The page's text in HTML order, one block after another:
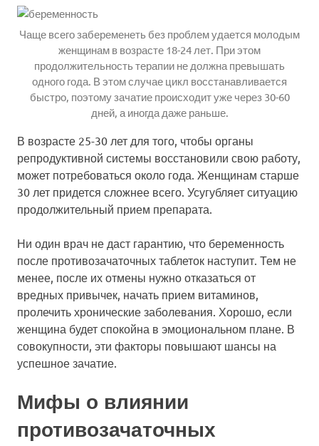
Чаще всего забеременеть без проблем удается молодым
женщинам в возрасте 18-24 лет. При этом
продолжительность терапии не должна превышать
одного года. В этом случае цикл восстанавливается
быстро, поэтому зачатие происходит уже через 30-60
дней, а иногда даже раньше.
В возрасте 25-30 лет для того, чтобы органы
репродуктивной системы восстановили свою работу,
может потребоваться около года. Женщинам старше
30 лет придется сложнее всего. Усугубляет ситуацию
продолжительный прием препарата.
Ни один врач не даст гарантию, что беременность
после противозачаточных таблеток наступит. Тем не
менее, после их отмены нужно отказаться от
вредных привычек, начать прием витаминов,
пролечить хронические заболевания. Хорошо, если
женщина будет спокойна в эмоциональном плане. В
совокупности, эти факторы повышают шансы на
успешное зачатие.
Мифы о влиянии
противозачаточных